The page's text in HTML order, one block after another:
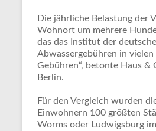
Die jährliche Belastung der
Wohnort um mehrere
das das Institut der
Abwassergebühren in
Gebühren“, betonte Haus
Berlin.
Für den Vergleich wurden
Einwohnern 100 größten
Worms oder Ludwigsburg